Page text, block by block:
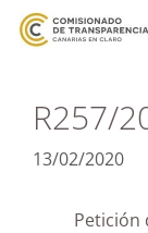
R257/
13/02/2020
Petición